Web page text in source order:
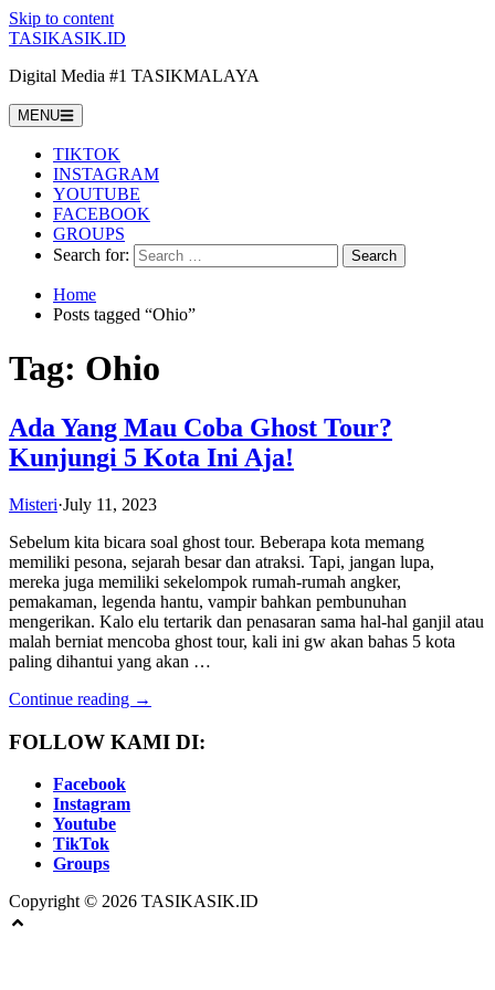
Skip to content
TASIKASIK.ID
Digital Media #1 TASIKMALAYA
MENU
TIKTOK
INSTAGRAM
YOUTUBE
FACEBOOK
GROUPS
Search for:
Home
Posts tagged “Ohio”
Tag: Ohio
Ada Yang Mau Coba Ghost Tour?
Kunjungi 5 Kota Ini Aja!
Misteri·July 11, 2023
Sebelum kita bicara soal ghost tour. Beberapa kota memang
memiliki pesona, sejarah besar dan atraksi. Tapi, jangan lupa,
mereka juga memiliki sekelompok rumah-rumah angker,
pemakaman, legenda hantu, vampir bahkan pembunuhan
mengerikan. Kalo elu tertarik dan penasaran sama hal-hal ganjil atau
malah berniat mencoba ghost tour, kali ini gw akan bahas 5 kota
paling dihantui yang akan …
Continue reading →
FOLLOW KAMI DI:
Facebook
Instagram
Youtube
TikTok
Groups
Copyright © 2026 TASIKASIK.ID